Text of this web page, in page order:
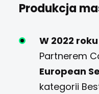
Produkcja
W 2022 roku
Partnerem
European
kategorii